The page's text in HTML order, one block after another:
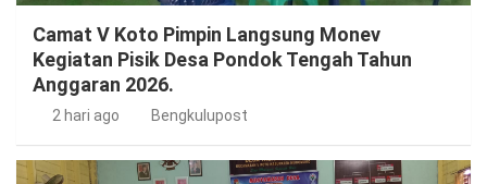
Camat V Koto Pimpin Langsung Monev
Kegiatan Pisik Desa Pondok Tengah Tahun
Anggaran 2026.
2 hari ago Bengkulupost